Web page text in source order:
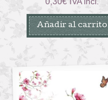
Añadir al carrito